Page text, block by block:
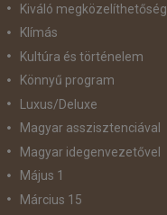
Kiváló megközelíthetőség
Klímás
Kultúra és történelem
Könnyű program
Luxus/Deluxe
Magyar asszisztenciával
Magyar idegenvezetővel
Május 1
Március 15